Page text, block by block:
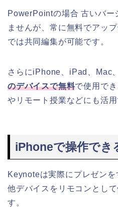
PowerPointの場合 古いバー
ませんが、常に無料でアッ
では共同編集が可能です。
さらにiPhone、iPad、Mac
のデバイスで無料で使用で
やリモート授業などにも活用
iPhoneで操作でき
Keynoteは実際にプレゼン
他デバイスをリモコンとし
す。